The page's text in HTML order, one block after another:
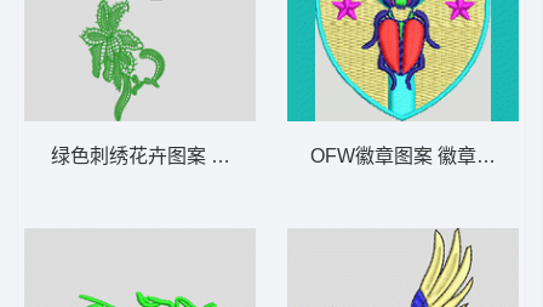
绿色刺绣花卉图案 水溶 OFW徽章图案 徽章标志梅